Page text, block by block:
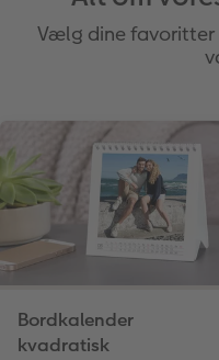
hexxas
Flerdelt
Fotopanel
Inspiration
CEWE
Bordkort
Direkte
Digitalt
Vælg dine
Bordkalender
kvadratisk